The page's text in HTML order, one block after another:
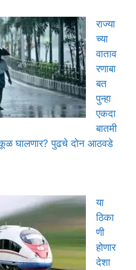
राज्या
च्या
वाताव
रणाबा
बत
पुन्हा
एकदा
बातमी
घालणार? पुढचे दोन आठवडे
या
ठिका
णी
होणार
देशा